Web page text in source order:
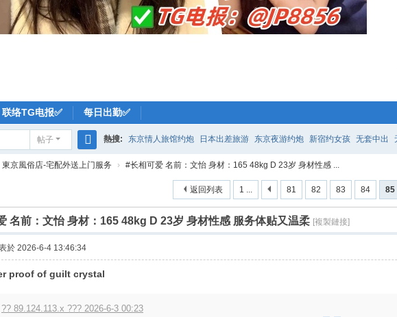
联络TG电报✅ 每日出勤✅
帖子
搜
熱搜: 东京情人旅馆约炮 日本出差旅游 东京夜游约炮 新宿约女孩 无套中出
東京風俗店-宅配外送上门服务 › #长相可爱 名前：文怡 身材：165 48kg D 23岁 身材性感 ...
1 ... 81 82 83 84 85
返回列表
名前：文怡 身材：165 48kg D 23岁 身材性感 服务体贴又温柔 [複製鏈接]
於 2026-6-4 13:46:34
proof of guilt crystal
?? 89.124.113.x ??? 2026-6-3 00:23